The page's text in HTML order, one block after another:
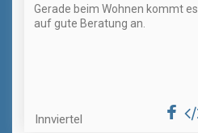
Gerade beim Wohnen kommt es
auf gute Beratung an.
Innviertel